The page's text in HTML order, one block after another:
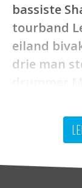
bassiste
tourband
eiland
drie man
overtocht
speelde